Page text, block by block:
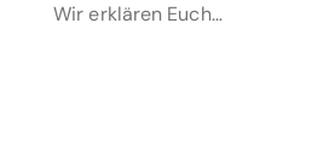
Wir erklären Euch…